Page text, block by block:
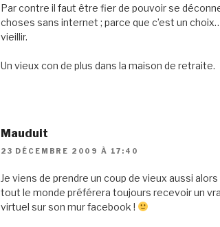
Par contre il faut être fier de pouvoir se
choses sans internet ; parce que c’est un
vieillir.
Un vieux con de plus dans la maison de retraite.
Mauduit
23 DÉCEMBRE 2009 À 17:40
Je viens de prendre un coup de vieux aussi
tout le monde préférera toujours recevoir un
virtuel sur son mur facebook !